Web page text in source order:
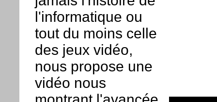
l'informatique ou
tout du moins celle
des jeux vidéo,
nous propose une
vidéo nous